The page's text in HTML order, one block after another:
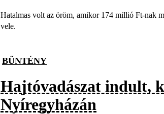
Hatalmas volt az öröm, amikor 174 millió Ft-nak
vele.
BŰNTÉNY
Hajtóvadászat indult,
Nyíregyházán